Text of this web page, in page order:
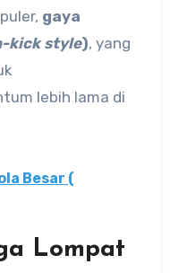
gaya
kick style), yang
lebih lama di
Besar (
Lompat